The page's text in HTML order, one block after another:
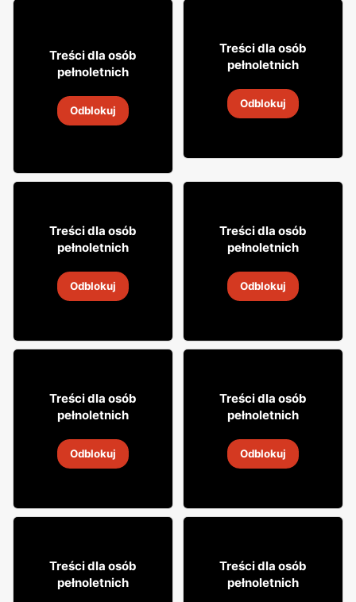
1699
Cin&Cin
16 sie 2026
Treści dla osób
pełnoletnich
Odblokuj
31 99
19 sie 2026
Treści dla osób
pełnoletnich
Odblokuj
1999
19 sie 2026
Treści dla osób
pełnoletnich
Odblokuj
1999
18 sie 2026
Treści dla osób
pełnoletnich
Odblokuj
1699
18 sie 2026
Treści dla osób
pełnoletnich
Odblokuj
29 99
18 sie 2026
Treści dla osób
pełnoletnich
Odblokuj
2779
Treści dla osób
pełnoletnich
1413
Treści dla osób
pełnoletnich